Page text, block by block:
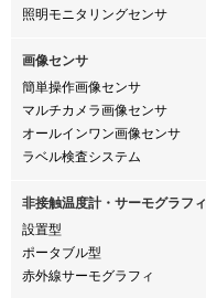
照明モニタリングセンサ
画像センサ
簡単操作画像センサ
マルチカメラ画像センサ
オールインワン画像センサ
ラベル検査システム
非接触温度計・サーモグラフィ
設置型
ポータブル型
赤外線サーモグラフィ